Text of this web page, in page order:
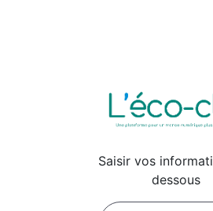
Saisir vos
dessous